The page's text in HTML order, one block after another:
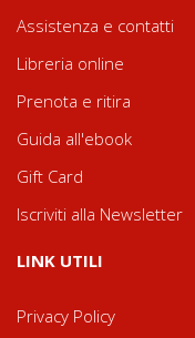
Assistenza e contatti
Libreria online
Prenota e ritira
Guida all'ebook
Gift Card
Iscriviti alla Newsletter
LINK UTILI
Privacy Policy